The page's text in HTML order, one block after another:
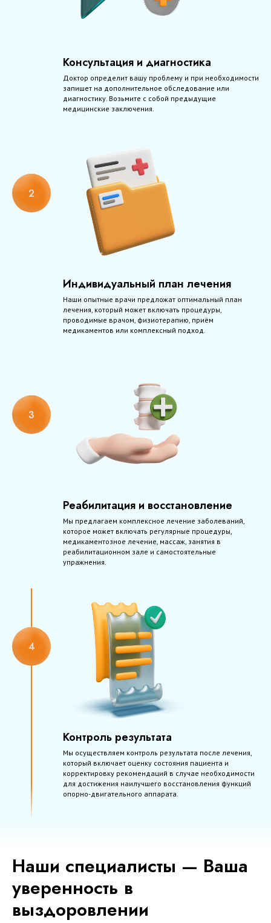
Консультация и диагностика
Доктор определит вашу проблему и при необходимости
запишет на дополнительное обследование или
диагностику. Возьмите с собой предыдущие
медицинские заключения.
Индивидуальный план лечения
Наши опытные врачи предложат оптимальный план
лечения, который может включать процедуры,
проводимые врачом, физиотерапию, приём
медикаментов или комплексный подход.
Реабилитация и восстановление
Мы предлагаем комплексное лечение заболеваний,
которое может включать регулярные процедуры,
медикаментозное лечение, массаж, занятия в
реабилитационном зале и самостоятельные
упражнения.
Контроль результата
Мы осуществляем контроль результата после лечения,
который включает оценку состояния пациента и
корректировку рекомендаций в случае необходимости
для достижения наилучшего восстановления функций
опорно-двигательного аппарата.
Наши специалисты — Ваша
уверенность в
выздоровлении